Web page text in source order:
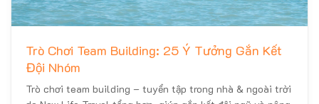
Trò Chơi Team Building: 25 Ý Tưởng Gắn Kết
Đội Nhóm
Trò chơi team building – tuyển tập trong nhà & ngoài trời